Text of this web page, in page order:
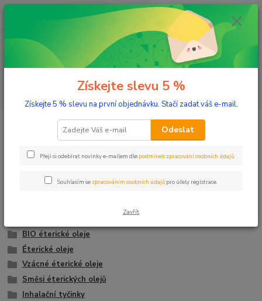
Menu
(Po-Pá, 10-17 hod.)
ks
0 Kč
Aromaterapie
Aromaterapie
Pro pohodu a harmonii
BIO éterické oleje
Éterické oleje
Vzácné éterické oleje
Směsi éterických olejů
Inhalační tyčinky
Získejte slevu 5 %
Získejte 5 % slevu na první objednávku. Stačí zadat váš e-mail.
Odeslat
Přeji si odebírat novinky e-mailem dle podmínek zpracování osobních údajů.
Souhlasím se zpracováním osobních údajů pro účely registrace.
Zavřít